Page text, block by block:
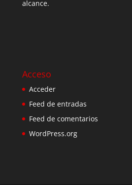
alcance.
Acceso
Acceder
Feed de entradas
Feed de comentarios
WordPress.org